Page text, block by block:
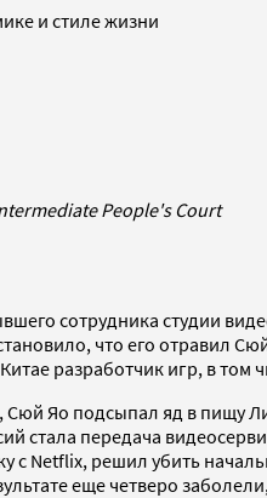
и стиле жизни
People's Court
сотрудника студии
что его отравил
разработчик игр, в том
Сюй Яо подсыпал яд в пищу
стала передача
с Netflix, решил убить
еще четверо